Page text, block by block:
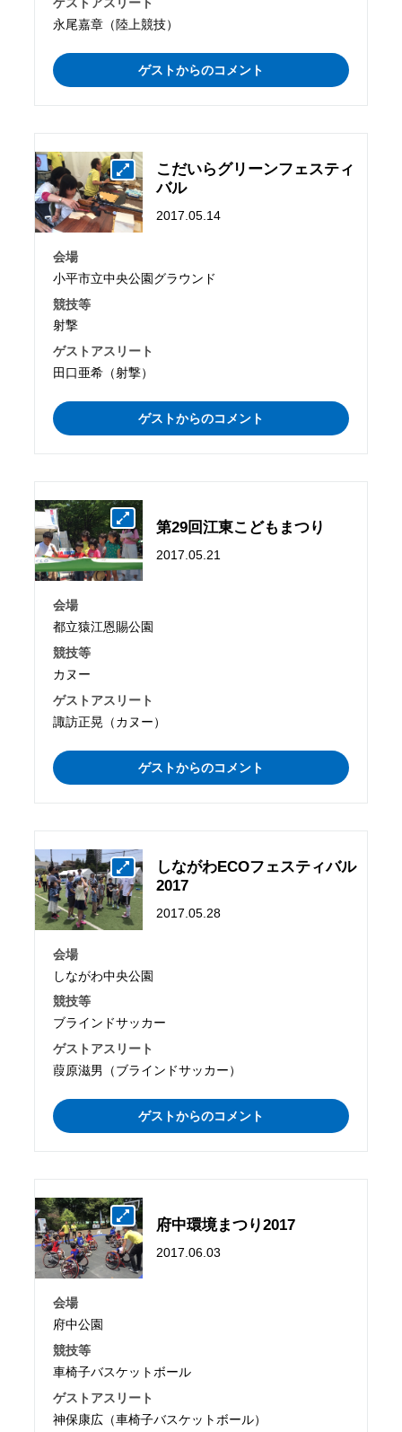
永尾嘉章（陸上競技）
ゲストからのコメント
こだいらグリーンフェスティ
バル
2017.05.14
会場
小平市立中央公園グラウンド
競技等
射撃
ゲストアスリート
田口亜希（射撃）
ゲストからのコメント
第29回江東こどもまつり
2017.05.21
会場
都立猿江恩賜公園
競技等
カヌー
ゲストアスリート
諏訪正晃（カヌー）
ゲストからのコメント
しながわECOフェスティバル
2017
2017.05.28
会場
しながわ中央公園
競技等
ブラインドサッカー
ゲストアスリート
葭原滋男（ブラインドサッカー）
ゲストからのコメント
府中環境まつり2017
2017.06.03
会場
府中公園
競技等
車椅子バスケットボール
ゲストアスリート
神保康広（車椅子バスケットボール）